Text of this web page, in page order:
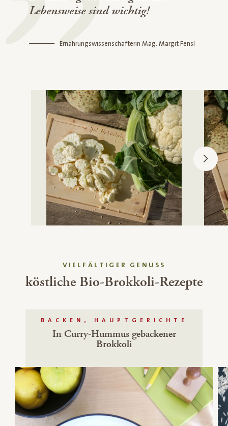
Lebensweise sind wichtig!
Ernährungswissenschafterin Mag. Margit Fensl
VIELFÄLTIGER GENUSS
köstliche Bio-Brokkoli-Rezepte
BACKEN, HAUPTGERICHTE
In Curry-Hummus gebackener
Brokkoli